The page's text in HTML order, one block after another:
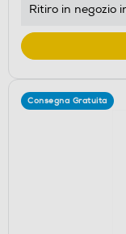
Ritiro in negozio
Consegna Gratuita